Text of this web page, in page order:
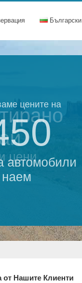
Български
цените на
автомобили
цени
Нашите Клиенти